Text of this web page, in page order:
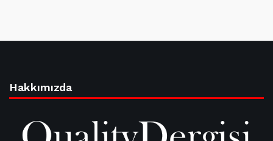
Hakkımızda